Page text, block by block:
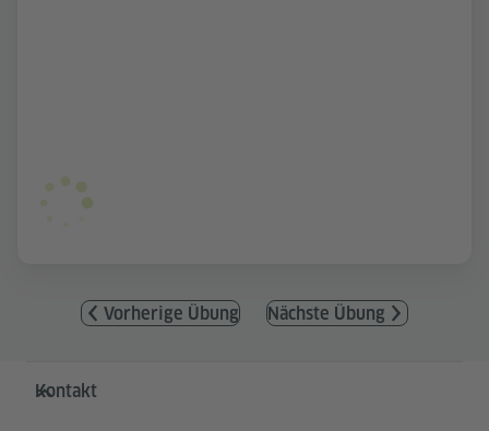
Vorherige Übung Nächste Übung
Service- und Informationsbereich
Kontakt